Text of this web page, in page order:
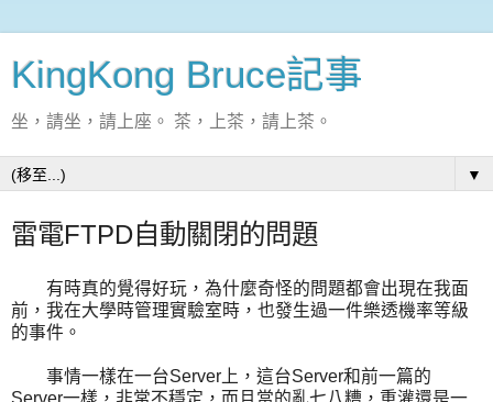
KingKong Bruce記事
坐，請坐，請上座。 茶，上茶，請上茶。
▼
雷電FTPD自動關閉的問題
有時真的覺得好玩，為什麼奇怪的問題都會出現在我面
前，我在大學時管理實驗室時，也發生過一件樂透機率等級
的事件。
事情一樣在一台Server上，這台Server和前一篇的
Server一樣，非常不穩定，而且當的亂七八糟，重灌還是一